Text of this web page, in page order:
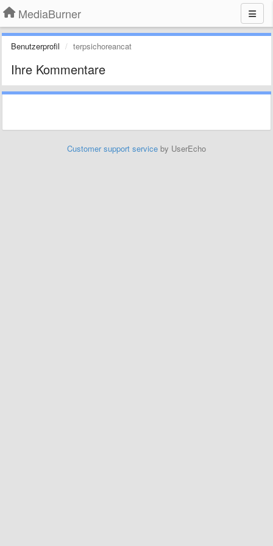
MediaBurner
Benutzerprofil terpsichoreancat
Ihre Kommentare
Customer support service by UserEcho